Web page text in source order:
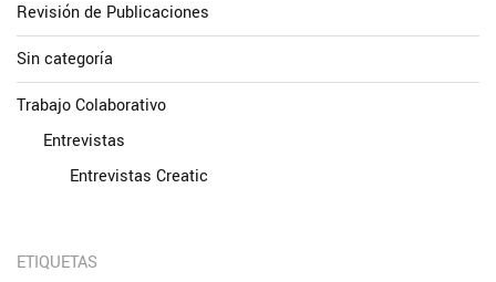
Revisión de Publicaciones
Sin categoría
Trabajo Colaborativo
Entrevistas
Entrevistas Creatic
ETIQUETAS